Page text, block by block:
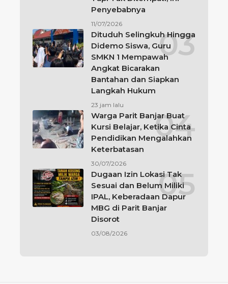
Penyebabnya
11/07/2026
Dituduh Selingkuh Hingga
Didemo Siswa, Guru
SMKN 1 Mempawah
Angkat Bicarakan
Bantahan dan Siapkan
Langkah Hukum
23 jam lalu
Warga Parit Banjar Buat
Kursi Belajar, Ketika Cinta
Pendidikan Mengalahkan
Keterbatasan
30/07/2026
Dugaan Izin Lokasi Tak
Sesuai dan Belum Miliki
IPAL, Keberadaan Dapur
MBG di Parit Banjar
Disorot
03/08/2026